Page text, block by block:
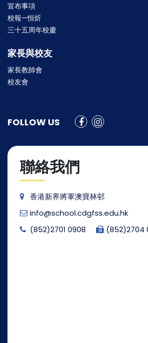
宣布事項
校報—恒炘
三十五周年校慶
家長與校友
家長教師會
校友會
FOLLOW US
聯絡我們
香港新界將軍澳寶林邨
info@school.cdgfss.edu.hk
(852)2701 0908
(852)2704